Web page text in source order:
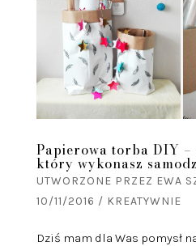
Papierowa torba DIY
który wykonasz
UTWORZONE PRZEZ EWA
10/11/2016 / KREATYWNIE
Dziś mam dla Was pomysł